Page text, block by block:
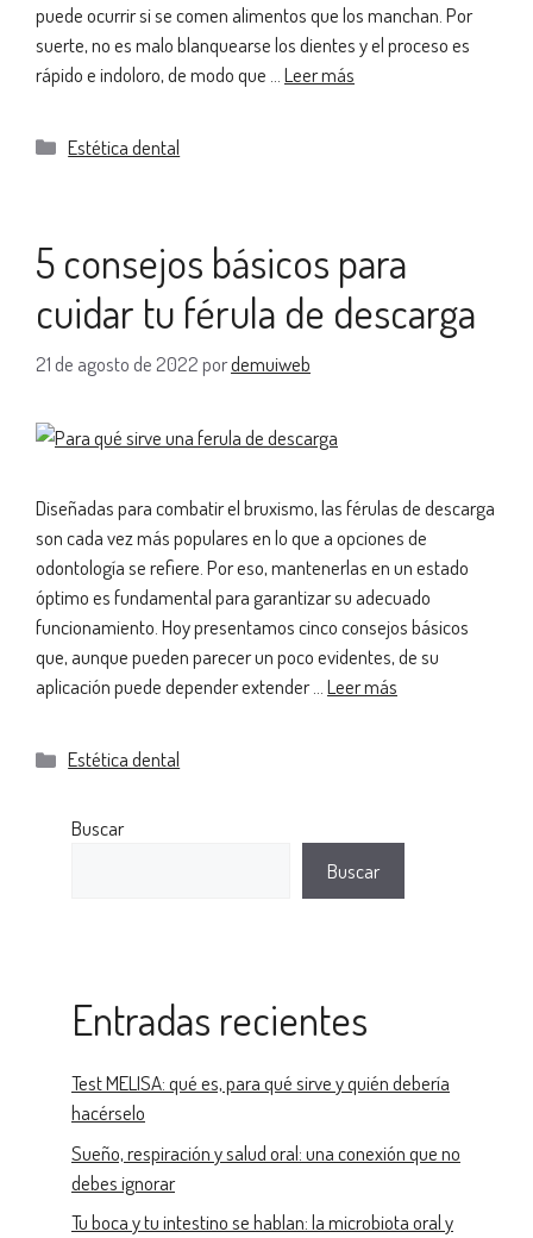
puede ocurrir si se comen alimentos que los manchan. Por
suerte, no es malo blanquearse los dientes y el proceso es
rápido e indoloro, de modo que … Leer más
Estética dental
5 consejos básicos para
cuidar tu férula de descarga
21 de agosto de 2022pordemuiweb
Diseñadas para combatir el bruxismo, las férulas de descarga
son cada vez más populares en lo que a opciones de
odontología se refiere. Por eso, mantenerlas en un estado
óptimo es fundamental para garantizar su adecuado
funcionamiento. Hoy presentamos cinco consejos básicos
que, aunque pueden parecer un poco evidentes, de su
aplicación puede depender extender …Leer más
Estética dental
Buscar
Buscar
Entradas recientes
Test MELISA: qué es, para qué sirve y quién debería
hacérselo
Sueño, respiración y salud oral: una conexión que no
debes ignorar
Tu boca y tu intestino se hablan: la microbiota oral y